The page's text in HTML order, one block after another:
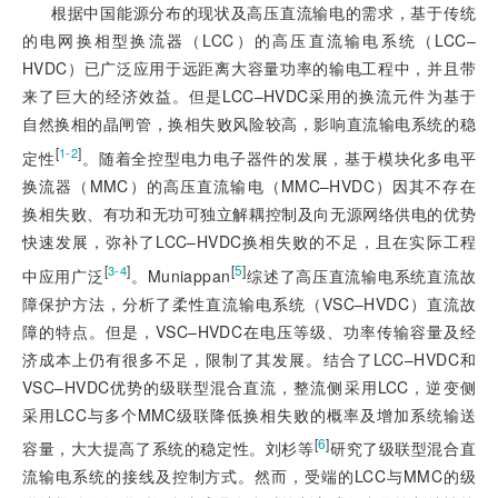
根据中国能源分布的现状及高压直流输电的需求，基于传统
的电网换相型换流器（LCC）的高压直流输电系统（LCC–
HVDC）已广泛应用于远距离大容量功率的输电工程中，并且带
来了巨大的经济效益。但是LCC–HVDC采用的换流元件为基于
自然换相的晶闸管，换相失败风险较高，影响直流输电系统的稳
定性[1-2]。随着全控型电力电子器件的发展，基于模块化多电平
换流器（MMC）的高压直流输电（MMC–HVDC）因其不存在
换相失败、有功和无功可独立解耦控制及向无源网络供电的优势
快速发展，弥补了LCC–HVDC换相失败的不足，且在实际工程
中应用广泛[3-4]。Muniappan[5]综述了高压直流输电系统直流故
障保护方法，分析了柔性直流输电系统（VSC–HVDC）直流故
障的特点。但是，VSC–HVDC在电压等级、功率传输容量及经
济成本上仍有很多不足，限制了其发展。结合了LCC–HVDC和
VSC–HVDC优势的级联型混合直流，整流侧采用LCC，逆变侧
采用LCC与多个MMC级联降低换相失败的概率及增加系统输送
容量，大大提高了系统的稳定性。刘杉等[6]研究了级联型混合直
流输电系统的接线及控制方式。然而，受端的LCC与MMC的级